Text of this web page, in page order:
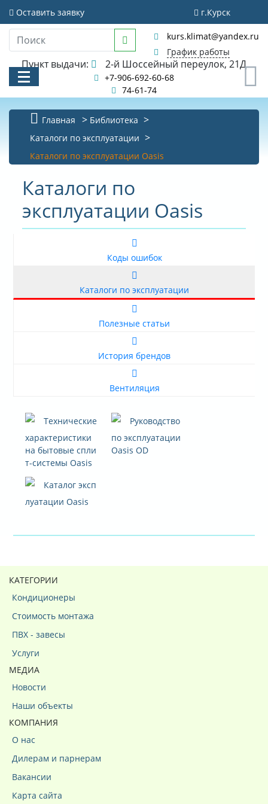
Оставить заявку г.Курск
kurs.klimat@yandex.ru
График работы
Пункт выдачи: 2-й Шоссейный переулок, 21Д
+7-906-692-60-68
74-61-74
КАТАЛОГ
АКЦИИ И РАСПРОДАЖИ
УСЛУГИ
БИБЛИОТЕКА
Главная
Библиотека
Каталоги по эксплуатации
Каталоги по эксплуатации Oasis
Каталоги по
эксплуатации Oasis
Коды ошибок
Каталоги по эксплуатации
Полезные статьи
История брендов
Вентиляция
Технические
характеристики
на бытовые спли
т-системы Oasis
Руководство
по эксплуатации
Oasis OD
Каталог эксп
луатации Oasis
КАТЕГОРИИ
Кондиционеры
Стоимость монтажа
ПВХ - завесы
Услуги
МЕДИА
Новости
Наши объекты
КОМПАНИЯ
О нас
Дилерам и парнерам
Вакансии
Карта сайта